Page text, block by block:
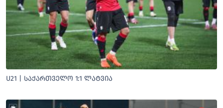
U21 | ᲡᲐᲥᲐᲠᲗᲕᲔᲚᲝ 1:1 ᲚᲐᲢᲕᲘᲐ